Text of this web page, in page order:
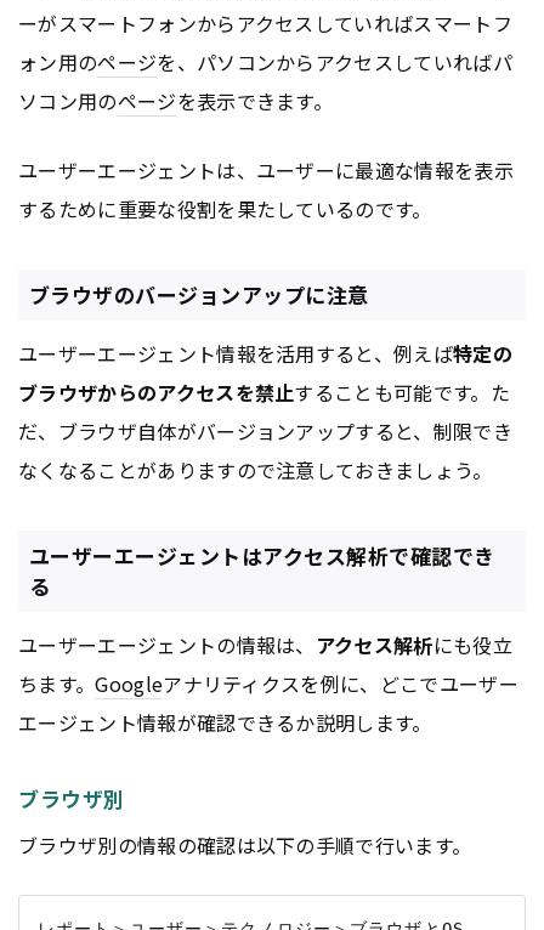
ーがスマートフォンからアクセスしていればスマートフ
ォン用のページを、パソコンからアクセスしていればパ
ソコン用のページを表示できます。
ユーザーエージェントは、ユーザーに最適な情報を表示
するために重要な役割を果たしているのです。
ブラウザのバージョンアップに注意
ユーザーエージェント情報を活用すると、例えば特定の
ブラウザからのアクセスを禁止することも可能です。た
だ、ブラウザ自体がバージョンアップすると、制限でき
なくなることがありますので注意しておきましょう。
ユーザーエージェントはアクセス解析で確認でき
る
ユーザーエージェントの情報は、 アクセス解析にも役立
ちます。Googleアナリティクスを例に、どこでユーザー
エージェント情報が確認できるか説明します。
ブラウザ別
ブラウザ別の情報の確認は以下の手順で行います。